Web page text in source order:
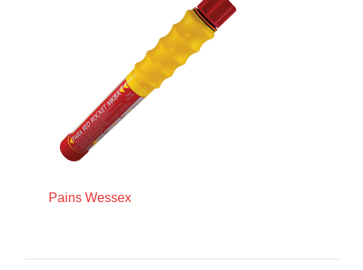
Pains Wessex